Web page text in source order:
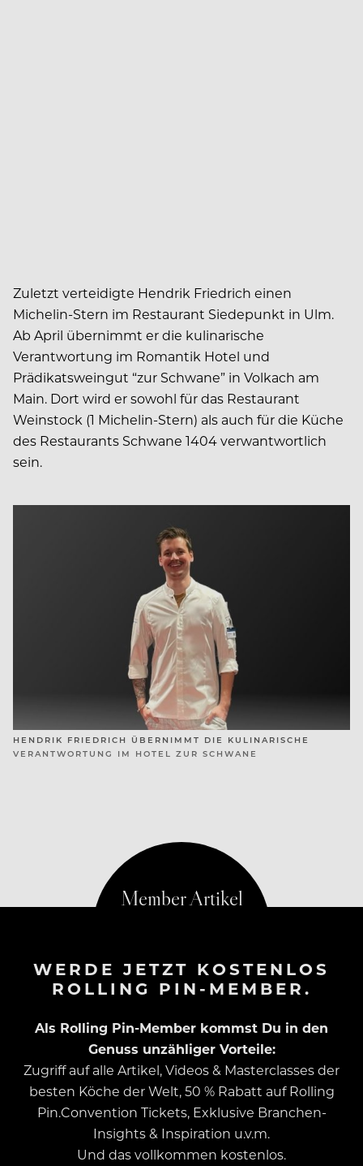
Zuletzt verteidigte Hendrik Friedrich einen
Michelin-Stern im Restaurant Siedepunkt in Ulm.
Ab April übernimmt er die kulinarische
Verantwortung im Romantik Hotel und
Prädikatsweingut “zur Schwane” in Volkach am
Main. Dort wird er sowohl für das Restaurant
Weinstock (1 Michelin-Stern) als auch für die Küche
des Restaurants Schwane 1404 verwantwortlich
sein.
HENDRIK FRIEDRICH ÜBERNIMMT DIE KULINARISCHE
VERANTWORTUNG IM HOTEL ZUR SCHWANE
WERDE JETZT KOSTENLOS
ROLLING PIN-MEMBER.
Als Rolling Pin-Member kommst Du in den
Genuss unzähliger Vorteile:
Zugriff auf alle Artikel, Videos & Masterclasses der
besten Köche der Welt, 50 % Rabatt auf Rolling
Pin.Convention Tickets, Exklusive Branchen-
Insights & Inspiration u.v.m.
Und das vollkommen kostenlos.